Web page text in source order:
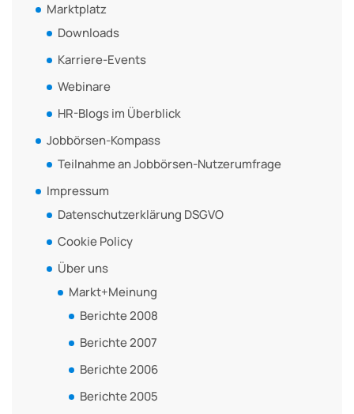
Marktplatz
Downloads
Karriere-Events
Webinare
HR-Blogs im Überblick
Jobbörsen-Kompass
Teilnahme an Jobbörsen-Nutzerumfrage
Impressum
Datenschutzerklärung DSGVO
Cookie Policy
Über uns
Markt+Meinung
Berichte 2008
Berichte 2007
Berichte 2006
Berichte 2005